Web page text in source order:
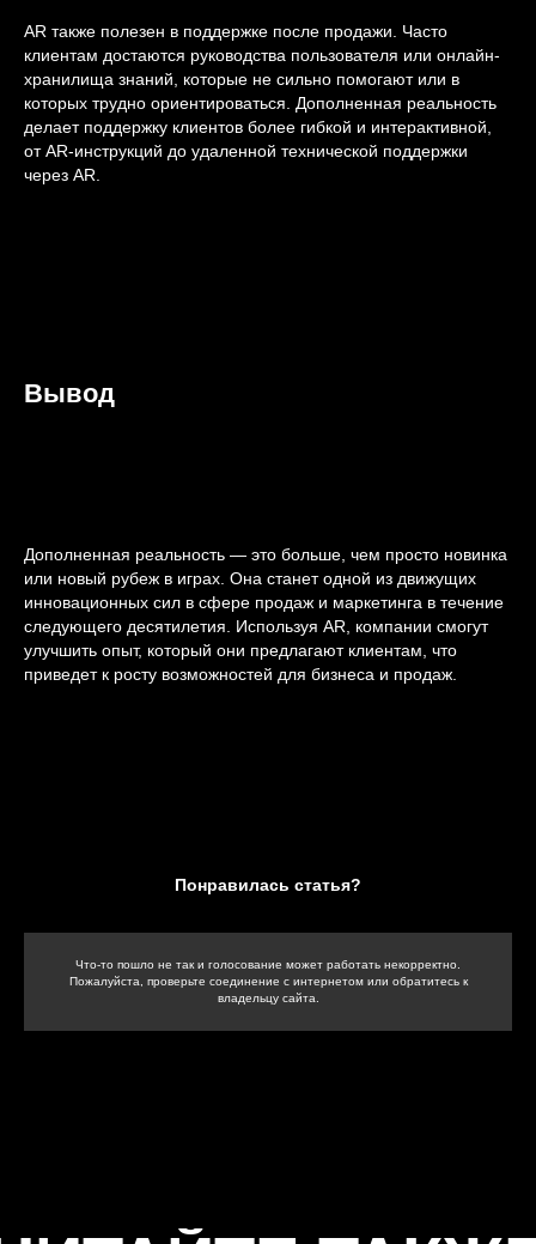
AR также полезен в поддержке после продажи. Часто
клиентам достаются руководства пользователя или онлайн-
хранилища знаний, которые не сильно помогают или в
которых трудно ориентироваться. Дополненная реальность
делает поддержку клиентов более гибкой и интерактивной,
от AR-инструкций до удаленной технической поддержки
через AR.
Вывод
Дополненная реальность — это больше, чем просто новинка
или новый рубеж в играх. Она станет одной из движущих
инновационных сил в сфере продаж и маркетинга в течение
следующего десятилетия. Используя AR, компании смогут
улучшить опыт, который они предлагают клиентам, что
приведет к росту возможностей для бизнеса и продаж.
Понравилась статья?
Что-то пошло не так и голосование может работать некорректно.
Пожалуйста, проверьте соединение с интернетом или обратитесь к
владельцу сайта.